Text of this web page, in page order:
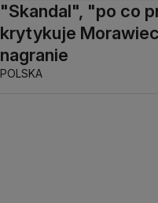
"Skandal", "po co
krytykuje
nagranie
POLSKA